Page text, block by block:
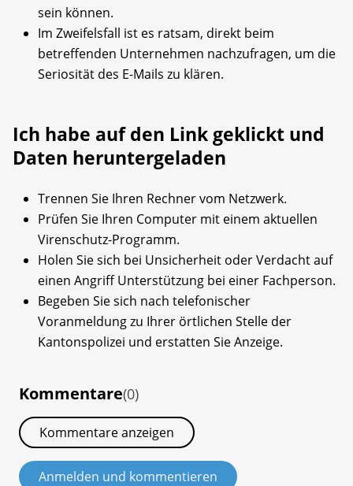
sein können.
Im Zweifelsfall ist es ratsam, direkt beim
betreffenden Unternehmen nachzufragen, um die
Seriosität des E-Mails zu klären.
Ich habe auf den Link geklickt und
Daten heruntergeladen
Trennen Sie Ihren Rechner vom Netzwerk.
Prüfen Sie Ihren Computer mit einem aktuellen
Virenschutz-Programm.
Holen Sie sich bei Unsicherheit oder Verdacht auf
einen Angriff Unterstützung bei einer Fachperson.
Begeben Sie sich nach telefonischer
Voranmeldung zu Ihrer örtlichen Stelle der
Kantonspolizei und erstatten Sie Anzeige.
Kommentare(0)
Kommentare anzeigen
Anmelden und kommentieren